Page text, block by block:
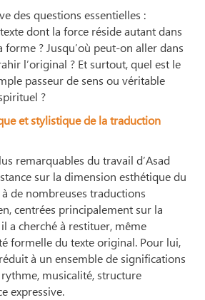
des questions essentielles :
dont la force réside autant dans
forme ? Jusqu’où peut-on aller dans
l’original ? Et surtout, quel est le
passeur de sens ou véritable
?
et stylistique de la traduction
remarquables du travail d’Asad
sur la dimension esthétique du
de nombreuses traductions
centrées principalement sur la
a cherché à restituer, même
formelle du texte original. Pour lui,
à un ensemble de significations
musicalité, structure
expressive.